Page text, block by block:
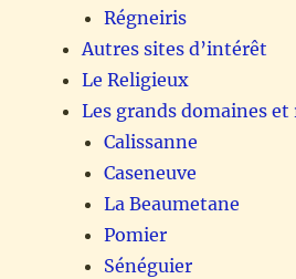
Régneiris
Autres sites d’intérêt
Le Religieux
Les grands domaines et
Calissanne
Caseneuve
La Beaumetane
Pomier
Sénéguier